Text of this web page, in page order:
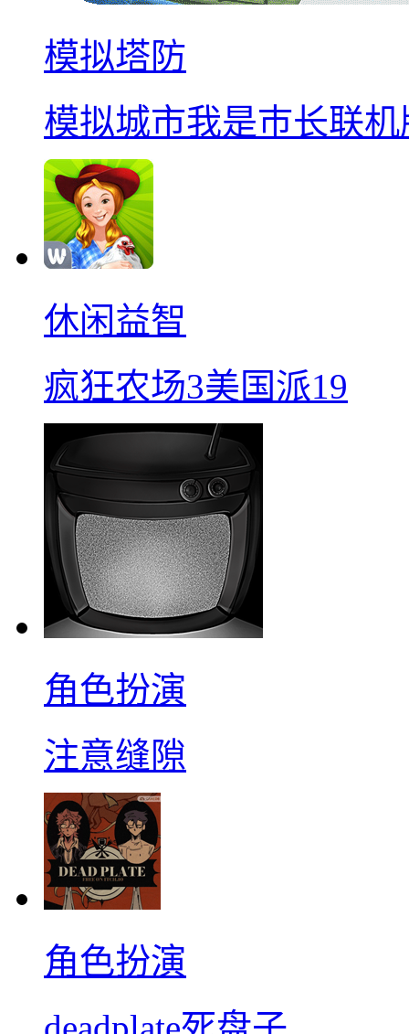
模拟塔防
模拟城市我是巿长联机
休闲益智
疯狂农场3美国派19
角色扮演
注意缝隙
角色扮演